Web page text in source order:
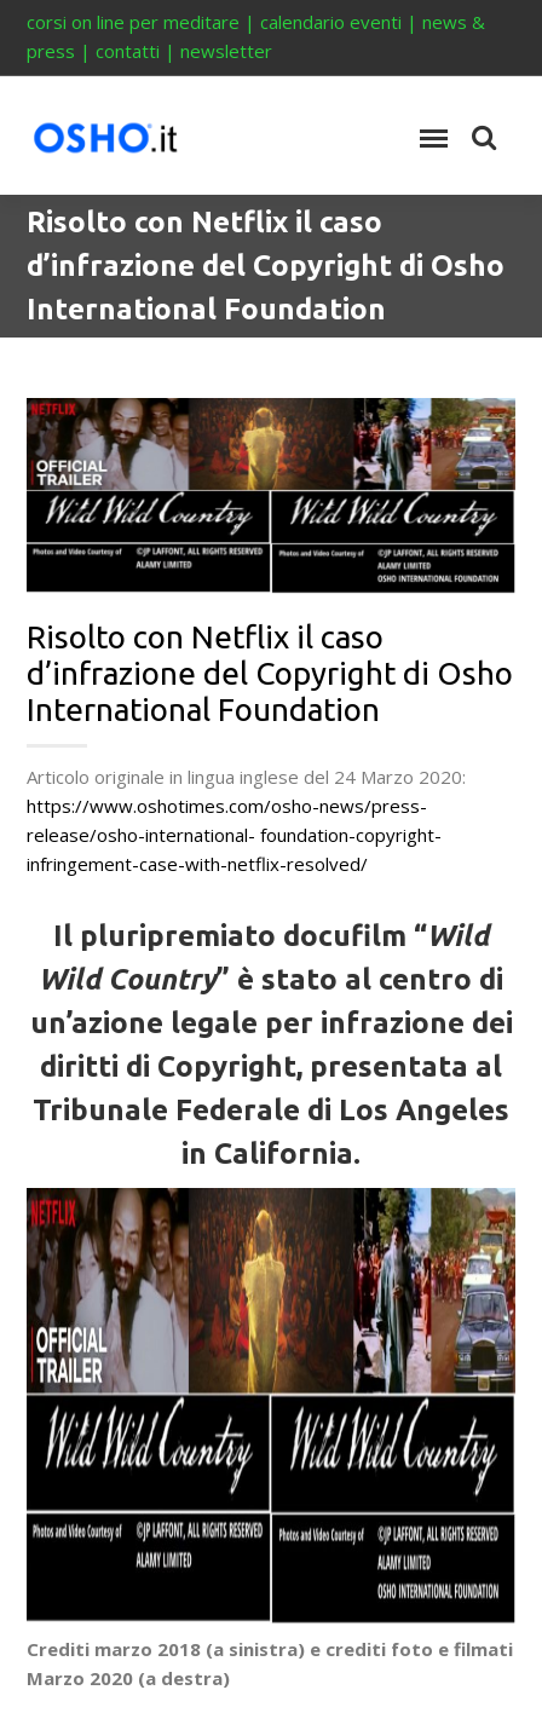
corsi on line per meditare |calendario eventi |news &
press |contatti |newsletter
Risolto con Netflix il caso
d’infrazione del Copyright di Osho
International Foundation
Risolto con Netflix il caso
d’infrazione del Copyright di Osho
International Foundation
Articolo originale in lingua inglese del 24 Marzo 2020:
https://www.oshotimes.com/osho-news/press-
release/osho-international- foundation-copyright-
infringement-case-with-netflix-resolved/
Il pluripremiato docufilm “Wild
Wild Country” è stato al centro di
un’azione legale per infrazione dei
diritti di Copyright, presentata al
Tribunale Federale di Los Angeles
in California.
Crediti marzo 2018 (a sinistra) e crediti foto e filmati
Marzo 2020 (a destra)